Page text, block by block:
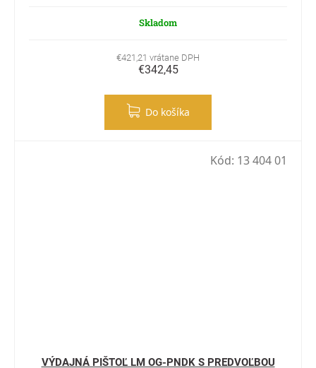
Skladom
€421,21 vrátane DPH
€342,45
Do košíka
VÝDAJNÁ PIŠTOĽ LM OG-PNDK S PREDVOĽBOU
Kód: 13 404 01